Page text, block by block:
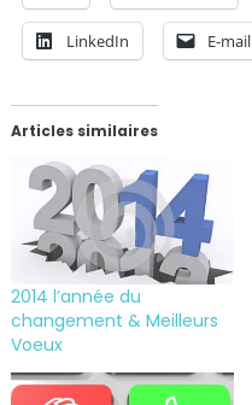
LinkedIn E-mail
Articles similaires
2014 l’année du
changement & Meilleurs
Voeux